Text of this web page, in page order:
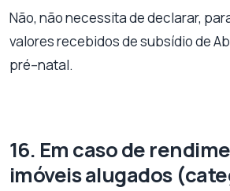
Não, não necessita de declarar,
valores recebidos de subsídio de
pré–natal.
16. Em caso de
imóveis alugados